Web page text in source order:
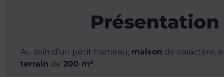
Au sein d’un petit hameau, maison de caractère,
terrain de 200 m².